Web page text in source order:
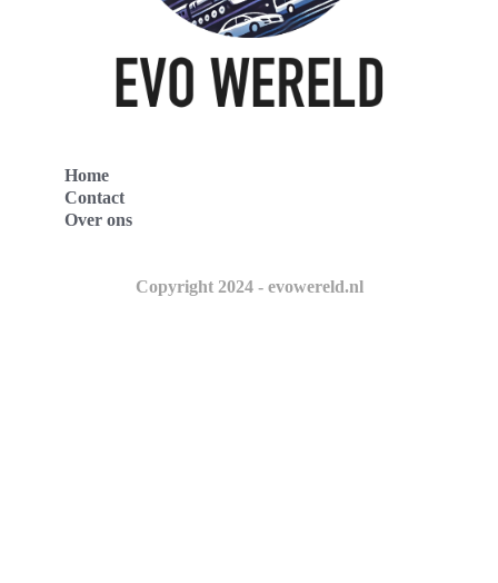
Home
Contact
Over ons
Copyright 2024 - evowereld.nl